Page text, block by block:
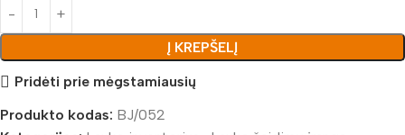
Į KREPŠELĮ
Pridėti prie mėgstamiausių
Produkto kodas: BJ/052